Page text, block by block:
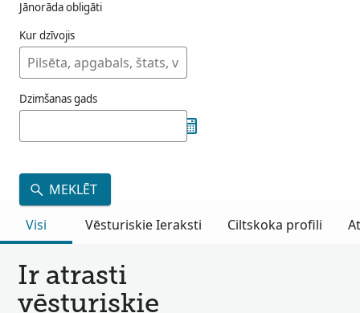
Jānorāda obligāti
Kur dzīvojis
Dzimšanas gads
MEKLĒT
Visi
Vēsturiskie Ieraksti Ciltskoka profili
Ir atrasti
vēsturiskie